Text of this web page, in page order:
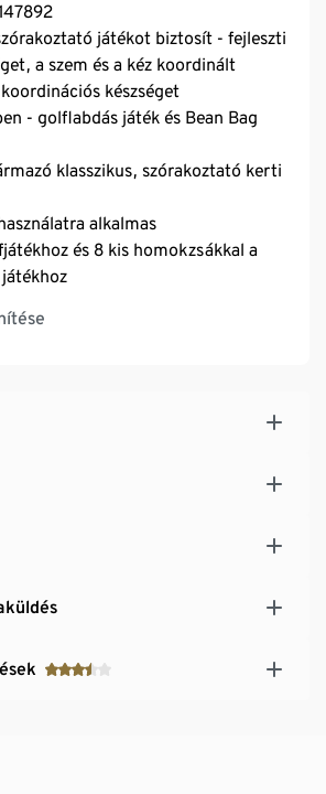
játékot biztosít - fejleszti
a szem és a kéz koordinált
készséget
- golflabdás játék és Bean Bag
klasszikus, szórakoztató kerti
alkalmas
és 8 kis homokzsákkal a
játékhoz
céltábla a tépőzár segítségével
könnyen az állványra rögzíthető